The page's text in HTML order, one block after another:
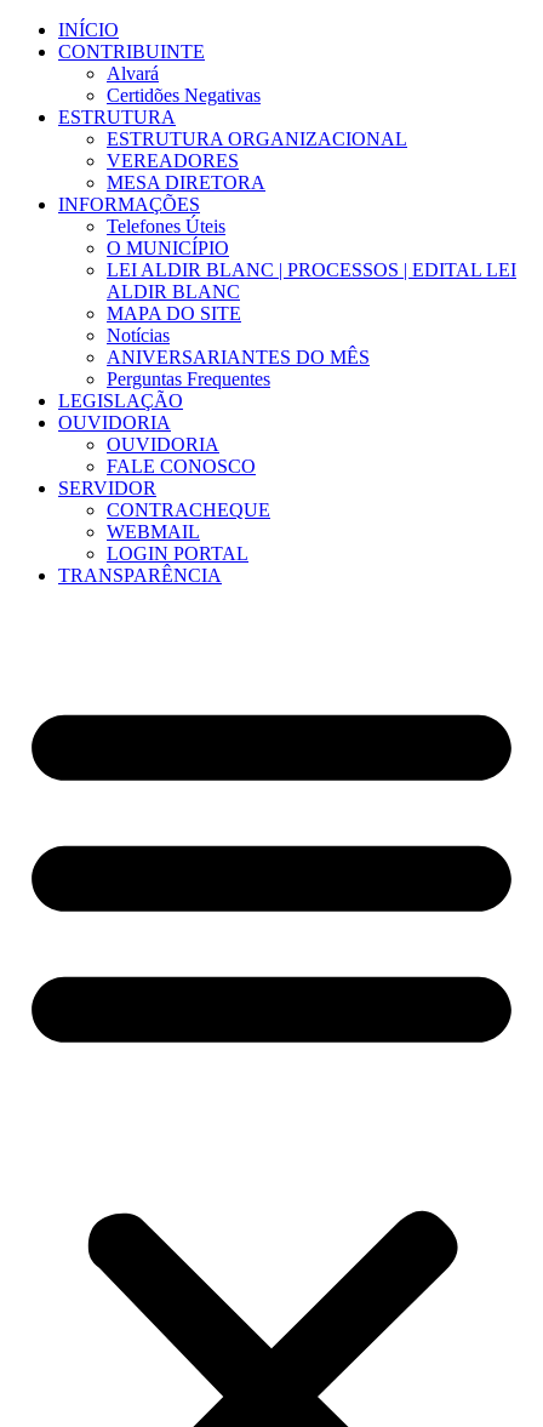
para
INÍCIO
CONTRIBUINTE
Alvará
Certidões Negativas
ESTRUTURA
ESTRUTURA ORGANIZACIONAL
VEREADORES
MESA DIRETORA
INFORMAÇÕES
Telefones Úteis
O MUNICÍPIO
LEI ALDIR BLANC | PROCESSOS | EDITAL LEI
ALDIR BLANC
MAPA DO SITE
Notícias
ANIVERSARIANTES DO MÊS
Perguntas Frequentes
LEGISLAÇÃO
OUVIDORIA
OUVIDORIA
FALE CONOSCO
SERVIDOR
CONTRACHEQUE
WEBMAIL
LOGIN PORTAL
TRANSPARÊNCIA